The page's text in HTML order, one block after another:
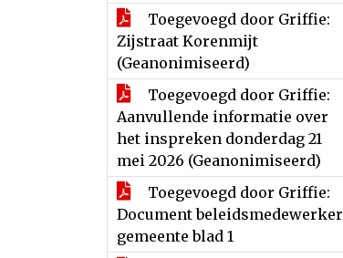
Toegevoegd door Griffie:
Zijstraat Korenmijt
(Geanonimiseerd)
Toegevoegd door Griffie:
Aanvullende informatie over
het inspreken donderdag 21
mei 2026 (Geanonimiseerd)
Toegevoegd door Griffie:
Document beleidsmedewerker
gemeente blad 1